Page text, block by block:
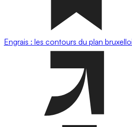
Engrais : les contours du plan